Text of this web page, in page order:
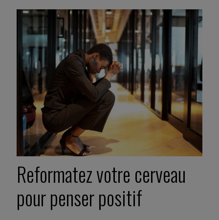
Reformatez votre cerveau
pour penser positif